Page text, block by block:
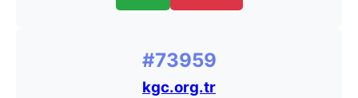
#73959
kgc.org.tr